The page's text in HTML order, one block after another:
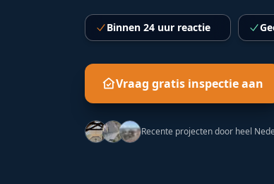
Binnen 24 uur reactie
Vraag gratis inspectie aan
Recente projecten door heel